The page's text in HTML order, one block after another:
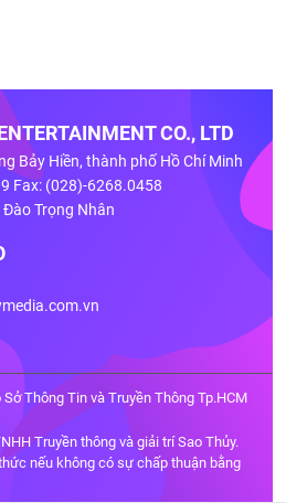
CO., LTD
Bảy Hiền, thành phố Hồ Chí Minh
Fax: (028)-6268.0458
Trọng Nhân
Thông Tin và Truyền Thông Tp.HCM
Truyền thông và giải trí Sao Thủy.
nếu không có sự chấp thuận bằng